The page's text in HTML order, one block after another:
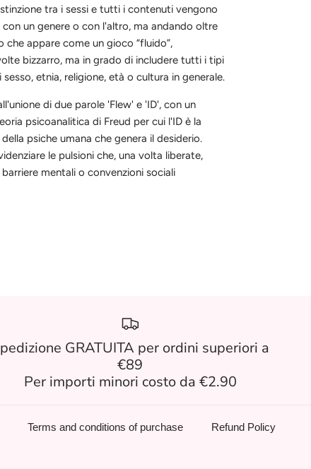
tra i sessi e tutti i contenuti vengono
un genere o con l'altro, ma andando oltre
appare come un gioco “fluido”,
bizzarro, ma in grado di includere tutti i tipi
etnia, religione, età o cultura in generale.
di due parole 'Flew' e 'ID', con un
psicoanalitica di Freud per cui l'ID è la
psiche umana che genera il desiderio.
le pulsioni che, una volta liberate,
mentali o convenzioni sociali
GRATUITA per ordini superiori a
€89
Per importi minori costo da €2.90
Terms and conditions of purchase Refund Policy